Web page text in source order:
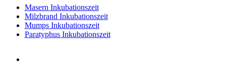
Masern Inkubationszeit
Milzbrand Inkubationszeit
Mumps Inkubationszeit
Paratyphus Inkubationszeit